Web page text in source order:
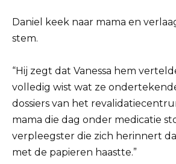
Daniel keek naar mama en
stem.
“Hij zegt dat Vanessa hem
volledig wist wat ze
dossiers van het
mama die dag onder medicatie
verpleegster die zich herinnert
met de papieren haastte.”